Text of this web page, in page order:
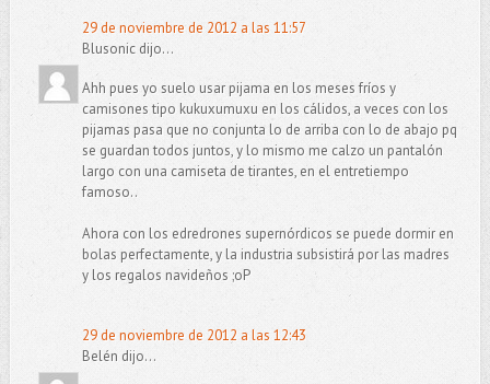
29 de noviembre de 2012 a las 11:57
Blusonic dijo...
Ahh pues yo suelo usar pijama en los meses fríos y
camisones tipo kukuxumuxu en los cálidos, a veces con los
pijamas pasa que no conjunta lo de arriba con lo de abajo pq
se guardan todos juntos, y lo mismo me calzo un pantalón
largo con una camiseta de tirantes, en el entretiempo
famoso..
Ahora con los edredrones supernórdicos se puede dormir en
bolas perfectamente, y la industria subsistirá por las madres
y los regalos navideños ;oP
29 de noviembre de 2012 a las 12:43
Belén dijo...